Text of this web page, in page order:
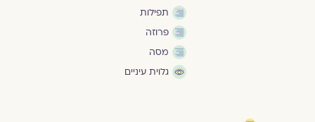
תפילות
פרוזה
מסה
גלוית עיניים